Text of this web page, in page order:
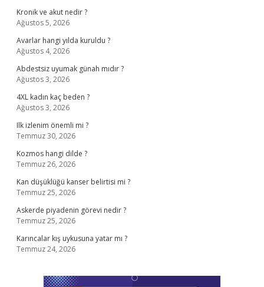
Kronik ve akut nedir ?
Ağustos 5, 2026
Avarlar hangi yılda kuruldu ?
Ağustos 4, 2026
Abdestsiz uyumak günah mıdır ?
Ağustos 3, 2026
4XL kadın kaç beden ?
Ağustos 3, 2026
Ilk izlenim önemli mi ?
Temmuz 30, 2026
Kozmos hangi dilde ?
Temmuz 26, 2026
Kan düşüklüğü kanser belirtisi mi ?
Temmuz 25, 2026
Askerde piyadenin görevi nedir ?
Temmuz 25, 2026
Karıncalar kış uykusuna yatar mı ?
Temmuz 24, 2026